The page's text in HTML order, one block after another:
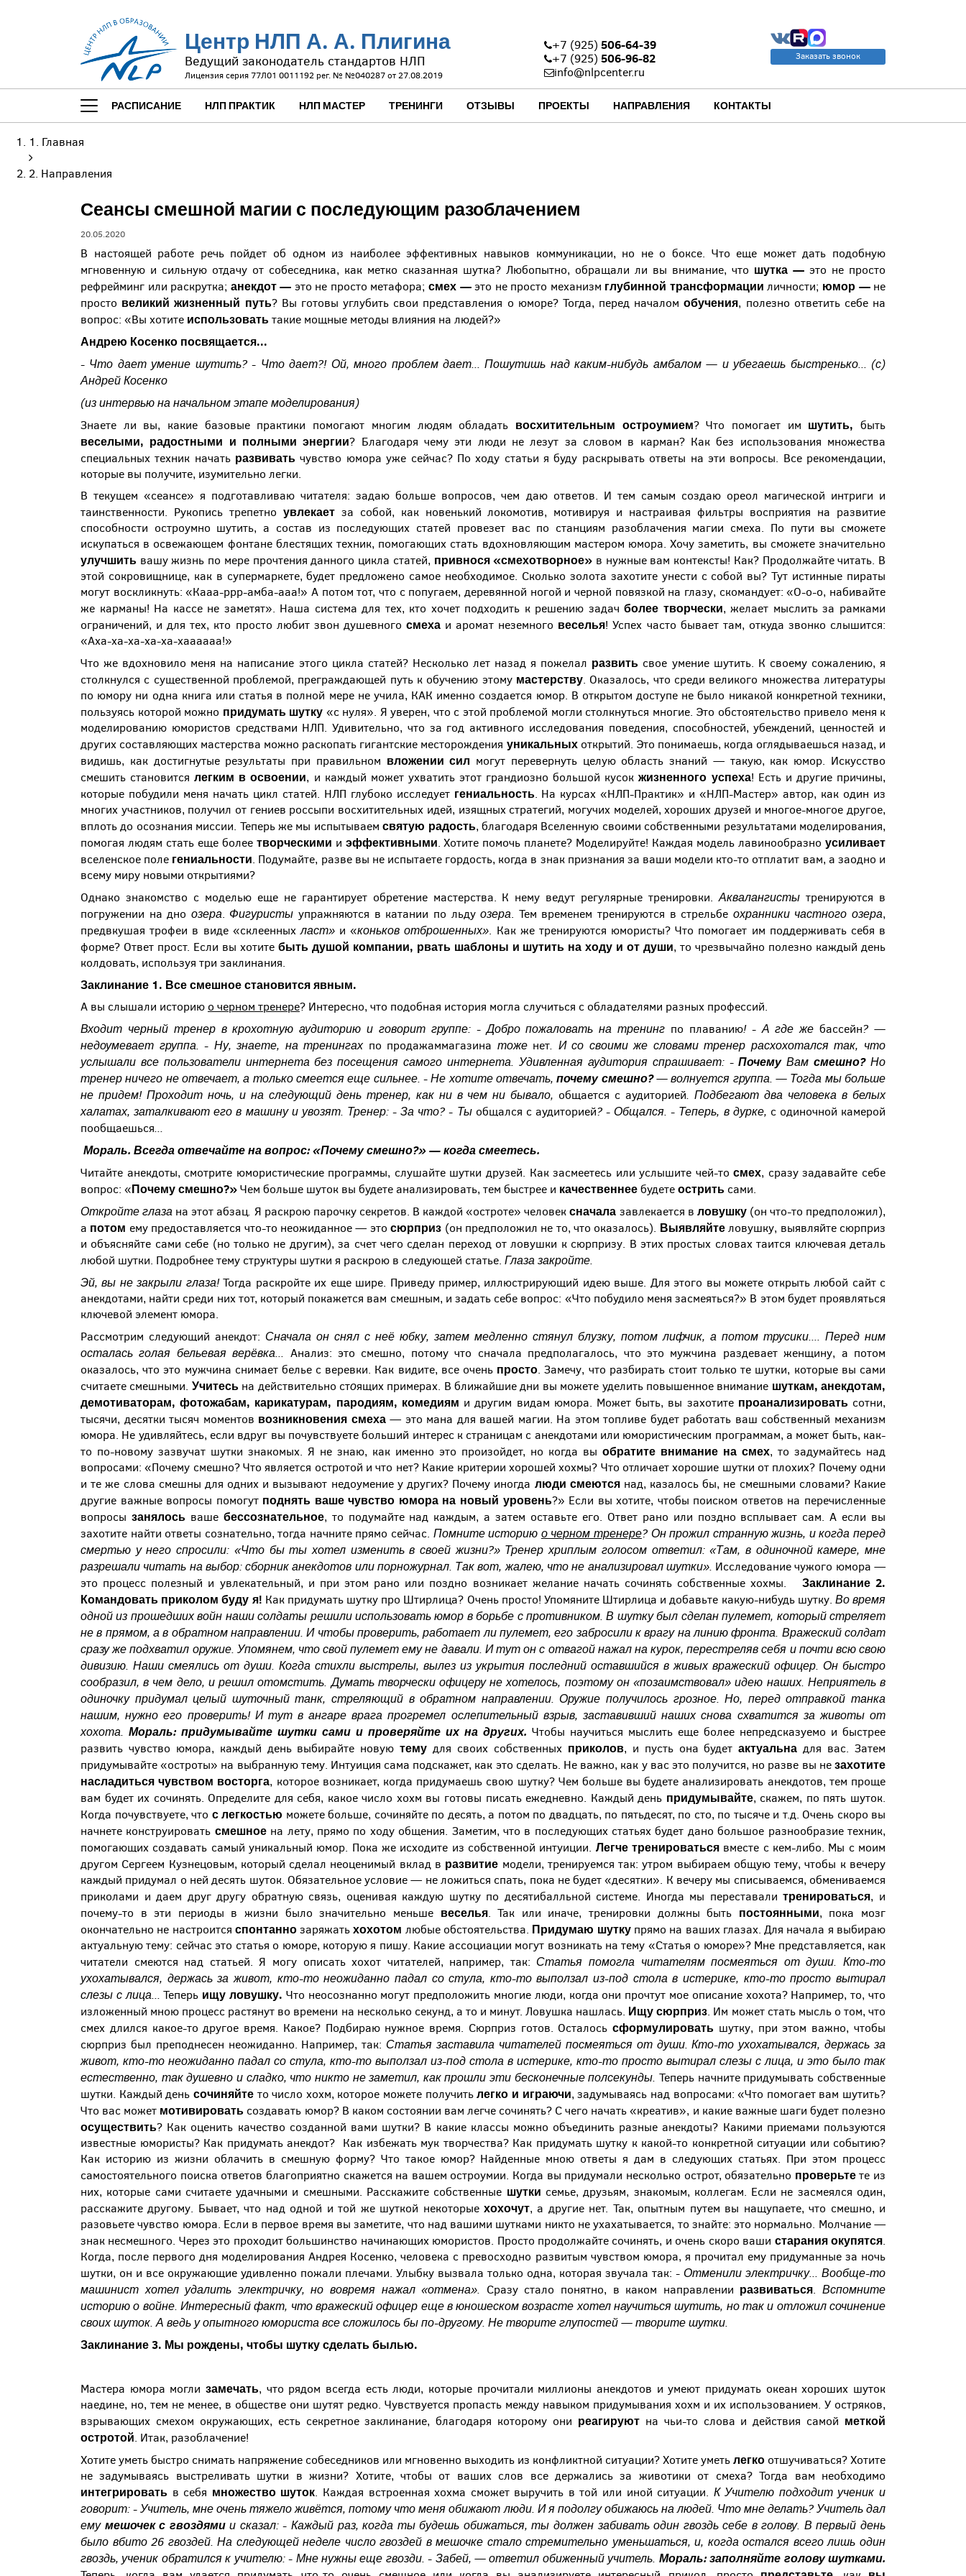
Центр НЛП А. А. Плигина
Ведущий законодатель стандартов НЛП
Лицензия серия 77Л01 0011192 рег. № №040287 от 27.08.2019
+7 (925) 506-64-39
+7 (925) 506-96-82
info@nlpcenter.ru
Заказать звонок
РАСПИСАНИЕ НЛП ПРАКТИК НЛП МАСТЕР ТРЕНИНГИ ОТЗЫВЫ ПРОЕКТЫ НАПРАВЛЕНИЯ КОНТАКТЫ
Главная
Направления
Сеансы смешной магии с последующим разоблачением
20.05.2020
В настоящей работе речь пойдет об одном из наиболее эффективных навыков коммуникации, но не о боксе. Что еще может дать подобную
мгновенную и сильную отдачу от собеседника, как метко сказанная шутка? Любопытно, обращали ли вы внимание, что шутка — это не просто
рефрейминг или раскрутка; анекдот— это не просто метафора; смех —это не просто механизм глубинной трансформации личности; юмор —не
просто великий жизненный путь? Вы готовы углубить свои представления о юморе? Тогда, перед началомобучения, полезно ответить себе на
вопрос: «Вы хотите использоватьтакие мощные методы влияния на людей?»
Андрею Косенко посвящается...
- Что дает умение шутить? - Что дает?! Ой, много проблем дает... Пошутишь над каким-нибудь амбалом — и убегаешь быстренько... (с)
Андрей Косенко
(из интервью на начальном этапе моделирования)
Знаете ли вы, какие базовые практики помогают многим людям обладать восхитительным остроумием? Что помогает им шутить, быть
веселыми, радостными и полными энергии? Благодаря чему эти люди не лезут за словом в карман? Как без использования множества
специальных техник начать развиватьчувство юмора уже сейчас? По ходу статьи я буду раскрывать ответы на эти вопросы. Все рекомендации,
которые вы получите, изумительно легки.
В текущем «сеансе» я подготавливаю читателя: задаю больше вопросов, чем даю ответов. И тем самым создаю ореол магической интриги и
таинственности. Рукопись трепетно увлекает за собой, как новенький локомотив, мотивируя и настраивая фильтры восприятия на развитие
способности остроумно шутить, а состав из последующих статей провезет вас по станциям разоблачения магии смеха. По пути вы сможете
искупаться в освежающем фонтане блестящих техник, помогающих стать вдохновляющим мастером юмора. Хочу заметить, вы сможете значительно
улучшить вашу жизнь по мере прочтения данного цикла статей, привнося«смехотворное» в нужные вам контексты! Как? Продолжайте читать. В
этой сокровищнице, как в супермаркете, будет предложено самое необходимое. Сколько золота захотите унести с собой вы? Тут истинные пираты
могут воскликнуть: «Кааа-ррр-амба-ааа!» А потом тот, что с попугаем, деревянной ногой и черной повязкой на глазу, скомандует: «О-о-о, набивайте
же карманы! На кассе не заметят». Наша система для тех, кто хочет подходить к решению задачболее творчески, желает мыслить за рамками
ограничений, и для тех, кто просто любит звон душевного смеха и аромат неземного веселья! Успех часто бывает там, откуда звонко слышится:
«Аха-ха-ха-ха-ха-хаааааа!»
Что же вдохновило меня на написание этого цикла статей? Несколько лет назад я пожелал развить свое умение шутить. К своему сожалению, я
столкнулся с существенной проблемой, преграждающей путь к обучению этому мастерству. Оказалось, что среди великого множества литературы
по юмору ни одна книга или статья в полной мере не учила, КАК именно создается юмор. В открытом доступе не было никакой конкретной техники,
пользуясь которой можно придумать шутку «с нуля». Я уверен, что с этой проблемой могли столкнуться многие. Это обстоятельство привело меня к
моделированию юмористов средствами НЛП. Удивительно, что за год активного исследования поведения, способностей, убеждений, ценностей и
других составляющих мастерства можно раскопать гигантские месторождения уникальных открытий. Это понимаешь, когда оглядываешься назад, и
видишь, как достигнутые результаты при правильном вложении сил могут перевернуть целую область знаний — такую, как юмор. Искусство
смешить становитсялегким в освоении, и каждый может ухватить этот грандиозно большой кусокжизненного успеха! Есть и другие причины,
которые побудили меня начать цикл статей. НЛП глубоко исследует гениальность. На курсах «НЛП-Практик» и «НЛП-Мастер» автор, как один из
многих участников, получил от гениев россыпи восхитительных идей, изящных стратегий, могучих моделей, хороших друзей и многое-многое другое,
вплоть до осознания миссии. Теперь же мы испытываемсвятую радость, благодаря Вселенную своими собственными результатами моделирования,
помогая людям стать еще более творческими и эффективными. Хотите помочь планете? Моделируйте! Каждая модель лавинообразноусиливает
вселенское поле гениальности. Подумайте, разве вы не испытаете гордость, когда в знак признания за ваши модели кто-то отплатит вам, а заодно и
всему миру новыми открытиями?
Однако знакомство с моделью еще не гарантирует обретение мастерства. К нему ведут регулярные тренировки.Аквалангистытренируются в
погружении на дно озера. Фигуристыупражняются в катании по льдуозера. Тем временем тренируются в стрельбе охранники частного озера,
предвкушая трофеи в виде «склеенныхласт»и «коньков отброшенных». Как же тренируются юмористы? Что помогает им поддерживать себя в
форме? Ответ прост. Если вы хотите быть душой компании, рвать шаблоны и шутить на ходу и от души, то чрезвычайно полезно каждый день
колдовать, используя три заклинания.
Заклинание 1. Все смешное становится явным.
А вы слышали историю о черном тренере? Интересно, что подобная история могла случиться с обладателями разных профессий.
Входит черный тренер в крохотную аудиторию и говорит группе: - Добро пожаловать на тренинг по плаванию! - А где жебассейн?—
недоумевает группа. - Ну, знаете, на тренингах по продажаммагазина тоже нет. И со своими же словами тренер расхохотался так, что
услышали все пользователи интернета без посещения самого интернета. Удивленная аудитория спрашивает: -ПочемуВамсмешно?Но
тренер ничего не отвечает, а только смеется еще сильнее. - Не хотите отвечать,почему смешно?— волнуется группа. — Тогда мы больше
не придем! Проходит ночь, и на следующий день тренер, как ни в чем ни бывало, общается с аудиторией. Подбегают два человека в белых
халатах, заталкивают его в машину и увозят. Тренер: - За что? - Ты общался с аудиторией?- Общался. - Теперь, в дурке, с одиночной камерой
пообщаешься...
Мораль. Всегда отвечайте на вопрос: «Почему смешно?» — когда смеетесь.
Читайте анекдоты, смотрите юмористические программы, слушайте шутки друзей. Как засмеетесь или услышите чей-тосмех, сразу задавайте себе
вопрос: «Почему смешно?»Чем больше шуток вы будете анализировать, тем быстрее и качественнеебудетеострить сами.
Откройте глаза на этот абзац. Я раскрою парочку секретов. В каждой «остроте» человексначала завлекается в ловушку (он что-то предположил),
а потом ему предоставляется что-то неожиданное — этосюрприз (он предположил не то, что оказалось). Выявляйтеловушку, выявляйте сюрприз
и объясняйте сами себе (но только не другим), за счет чего сделан переход от ловушки к сюрпризу. В этих простых словах таится ключевая деталь
любой шутки. Подробнее тему структуры шутки я раскрою в следующей статье. Глаза закройте.
Эй, вы не закрыли глаза!Тогда раскройте их еще шире. Приведу пример, иллюстрирующий идею выше. Для этого вы можете открыть любой сайт с
анекдотами, найти среди них тот, который покажется вам смешным, и задать себе вопрос: «Что побудило меня засмеяться?» В этом будет проявляться
ключевой элемент юмора.
Рассмотрим следующий анекдот: Сначала он снял с неё юбку, затем медленно стянул блузку, потом лифчик, а потом трусики.... Перед ним
осталась голая бельевая верёвка... Анализ: это смешно, потому что сначала предполагалось, что это мужчина раздевает женщину, а потом
оказалось, что это мужчина снимает белье с веревки. Как видите, все очень просто. Замечу, что разбирать стоит только те шутки, которые вы сами
считаете смешными. Учитесь на действительно стоящих примерах. В ближайшие дни вы можете уделить повышенное внимание шуткам, анекдотам,
демотиваторам, фотожабам, карикатурам, пародиям, комедиям и другим видам юмора. Может быть, вы захотите проанализировать сотни,
тысячи, десятки тысяч моментов возникновения смеха— это мана для вашей магии. На этом топливе будет работать ваш собственный механизм
юмора. Не удивляйтесь, если вдруг вы почувствуете больший интерес к страницам с анекдотами или юмористическим программам, а может быть, как-
то по-новому зазвучат шутки знакомых. Я не знаю, как именно это произойдет, но когда вы обратите внимание на смех, то задумайтесь над
вопросами: «Почему смешно? Что является остротой и что нет? Какие критерии хорошей хохмы? Что отличает хорошие шутки от плохих? Почему одни
и те же слова смешны для одних и вызывают недоумение у других? Почему иногда люди смеютсянад, казалось бы, не смешными словами? Какие
другие важные вопросы помогут поднять ваше чувство юмора на новый уровень?» Если вы хотите, чтобы поиском ответов на перечисленные
вопросы занялось ваше бессознательное, то подумайте над каждым, а затем оставьте его. Ответ рано или поздно всплывает сам. А если вы
захотите найти ответы сознательно, тогда начните прямо сейчас. Помните историю о черном тренере? Он прожил странную жизнь, и когда перед
смертью у него спросили: «Что бы ты хотел изменить в своей жизни?» Тренер хриплым голосом ответил: «Там, в одиночной камере, мне
разрешали читать на выбор: сборник анекдотов или порножурнал. Так вот, жалею, что не анализировал шутки». Исследование чужого юмора —
это процесс полезный и увлекательный, и при этом рано или поздно возникает желание начать сочинять собственные хохмы. Заклинание 2.
Командовать приколом буду я! Как придумать шутку про Штирлица? Очень просто! Упомяните Штирлица и добавьте какую-нибудь шутку. Во время
одной из прошедших войн наши солдаты решили использовать юмор в борьбе с противником. В шутку был сделан пулемет, который стреляет
не в прямом, а в обратном направлении. И чтобы проверить, работает ли пулемет, его забросили к врагу на линию фронта. Вражеский солдат
сразу же подхватил оружие. Упомянем, что свой пулемет ему не давали. И тут он с отвагой нажал на курок, перестреляв себя и почти всю свою
дивизию. Наши смеялись от души. Когда стихли выстрелы, вылез из укрытия последний оставшийся в живых вражеский офицер. Он быстро
сообразил, в чем дело, и решил отомстить. Думать творчески офицеру не хотелось, поэтому он «позаимствовал» идею наших. Неприятель в
одиночку придумал целый шуточный танк, стреляющий в обратном направлении. Оружие получилось грозное. Но, перед отправкой танка
нашим, нужно его проверить! И тут в ангаре врага прогремел ослепительный взрыв, заставивший наших снова схватится за животы от
хохота. Мораль: придумывайте шутки сами и проверяйте их на других. Чтобы научиться мыслить еще более непредсказуемо и быстрее
развить чувство юмора, каждый день выбирайте новуютемудля своих собственных приколов, и пусть она будетактуальнадля вас. Затем
придумывайте «остроты» на выбранную тему. Интуиция сама подскажет, как это сделать. Не важно, как у вас это получится, но разве вы незахотите
насладиться чувством восторга, которое возникает, когда придумаешь свою шутку? Чем больше вы будете анализировать анекдотов, тем проще
вам будет их сочинять. Определите для себя, какое число хохм вы готовы писать ежедневно. Каждый день придумывайте, скажем, по пять шуток.
Когда почувствуете, что с легкостью можете больше, сочиняйте по десять, а потом по двадцать, по пятьдесят, по сто, по тысяче и т.д. Очень скоро вы
начнете конструировать смешное на лету, прямо по ходу общения. Заметим, что в последующих статьях будет дано большое разнообразие техник,
помогающих создавать самый уникальный юмор. Пока же исходите из собственной интуиции. Легче тренироваться вместе с кем-либо. Мы с моим
другом Сергеем Кузнецовым, который сделал неоценимый вклад в развитие модели, тренируемся так: утром выбираем общую тему, чтобы к вечеру
каждый придумал о ней десять шуток. Обязательное условие — не ложиться спать, пока не будет «десятки». К вечеру мы списываемся, обмениваемся
приколами и даем друг другу обратную связь, оценивая каждую шутку по десятибалльной системе. Иногда мы переставалитренироваться, и
почему-то в эти периоды в жизни было значительно меньше веселья. Так или иначе, тренировки должны быть постоянными, пока мозг
окончательно не настроится спонтаннозаряжатьхохотом любые обстоятельства. Придумаю шуткупрямо на ваших глазах. Для начала я выбираю
актуальную тему: сейчас это статья о юморе, которую я пишу. Какие ассоциации могут возникать на тему «Статья о юморе»? Мне представляется, как
читатели смеются над статьей. Я могу описать хохот читателей, например, так: Статья помогла читателям посмеяться от души. Кто-то
ухохатывался, держась за живот, кто-то неожиданно падал со стула, кто-то выползал из-под стола в истерике, кто-то просто вытирал
слезы с лица... Теперь ищу ловушку. Что неосознанно могут предположить многие люди, когда они прочтут мое описание хохота? Например, то, что
изложенный мною процесс растянут во времени на несколько секунд, а то и минут. Ловушка нашлась. Ищу сюрприз. Им может стать мысль о том, что
смех длился какое-то другое время. Какое? Подбираю нужное время. Сюрприз готов. Осталосьсформулировать шутку, при этом важно, чтобы
сюрприз был преподнесен неожиданно. Например, так: Статья заставила читателей посмеяться от души. Кто-то ухохатывался, держась за
живот, кто-то неожиданно падал со стула, кто-то выползал из-под стола в истерике, кто-то просто вытирал слезы с лица, и это было так
естественно, так душевно и сладко, что никто не заметил, как прошли эти бесконечные полсекунды. Теперь начните придумывать собственные
шутки. Каждый день сочиняйте то число хохм, которое можете получитьлегко и играючи, задумываясь над вопросами: «Что помогает вам шутить?
Что вас может мотивировать создавать юмор? В каком состоянии вам легче сочинять? С чего начать «креатив», и какие важные шаги будет полезно
осуществить? Как оценить качество созданной вами шутки? В какие классы можно объединить разные анекдоты? Какими приемами пользуются
известные юмористы? Как придумать анекдот? Как избежать мук творчества? Как придумать шутку к какой-то конкретной ситуации или событию?
Как историю из жизни облачить в смешную форму? Что такое юмор? Найденные мною ответы я дам в следующих статьях. При этом процесс
самостоятельного поиска ответов благоприятно скажется на вашем остроумии. Когда вы придумали несколько острот, обязательно проверьтете из
них, которые сами считаете удачными и смешными. Расскажите собственные шутки семье, друзьям, знакомым, коллегам. Если не засмеялся один,
расскажите другому. Бывает, что над одной и той же шуткой некоторые хохочут, а другие нет. Так, опытным путем вы нащупаете, что смешно, и
разовьете чувство юмора. Если в первое время вы заметите, что над вашими шутками никто не ухахатывается, то знайте: это нормально. Молчание —
знак несмешного. Через это проходит большинство начинающих юмористов. Просто продолжайте сочинять, и очень скоро ваши старания окупятся.
Когда, после первого дня моделирования Андрея Косенко, человека с превосходно развитым чувством юмора, я прочитал ему придуманные за ночь
шутки, он и все окружающие удивленно пожали плечами. Улыбку вызвала только одна, которая звучала так: - Отменили электричку... Вообще-то
машинист хотел удалить электричку, но вовремя нажал «отмена». Сразу стало понятно, в каком направлении развиваться.Вспомните
историю о войне. Интересный факт, что вражеский офицер еще в юношеском возрасте хотел научиться шутить, но так и отложил сочинение
своих шуток. А ведь у опытного юмориста все сложилось бы по-другому. Не творите глупостей — творите шутки.
Заклинание 3. Мы рождены, чтобы шутку сделать былью.
Мастера юмора могли замечать, что рядом всегда есть люди, которые прочитали миллионы анекдотов и умеют придумать океан хороших шуток
наедине, но, тем не менее, в обществе они шутят редко. Чувствуется пропасть между навыком придумывания хохм и их использованием. У остряков,
взрывающих смехом окружающих, есть секретное заклинание, благодаря которому они реагируют на чьи-то слова и действия самой меткой
остротой. Итак, разоблачение!
Хотите уметь быстро снимать напряжение собеседников или мгновенно выходить из конфликтной ситуации? Хотите уметьлегко отшучиваться? Хотите
не задумываясь выстреливать шутки в жизни? Хотите, чтобы от ваших слов все держались за животики от смеха? Тогда вам необходимо
интегрировать в себя множество шуток. Каждая встроенная хохма сможет выручить в той или иной ситуации. К Учителю подходит ученик и
говорит:- Учитель, мне очень тяжело живётся, потому что меня обижают люди. И я подолгу обижаюсь на людей. Что мне делать?Учитель дал
ему мешочек с гвоздямии сказал:- Каждый раз, когда ты будешь обижаться, ты должен забивать один гвоздь себе в голову. В первый день
было вбито 26 гвоздей. На следующей неделе число гвоздей в мешочке стало стремительно уменьшаться, и, когда остался всего лишь один
гвоздь, ученик обратился к учителю:- Мне нужны еще гвозди.- Забей, — ответил обиженный учитель. Мораль: заполняйте голову шутками.